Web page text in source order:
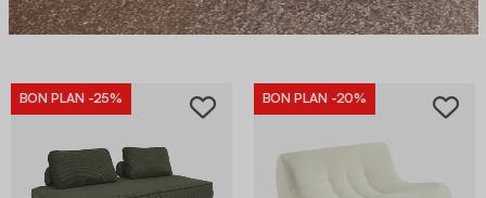
BON PLAN -25% BON PLAN -20%